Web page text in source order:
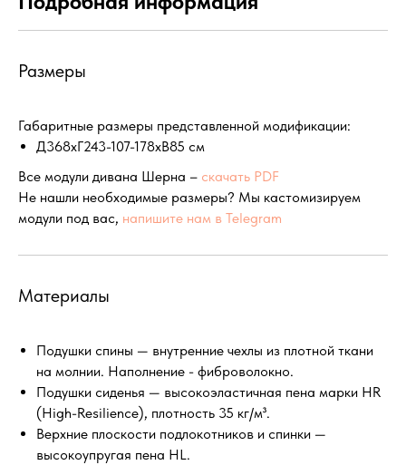
Размеры
Габаритные размеры представленной модификации:
Д368хГ243-107-178хВ85 см
Все модули дивана Шерна – скачать PDF
Не нашли необходимые размеры? Мы кастомизируем
модули под вас, напишите нам в Telegram
Материалы
Подушки спины — внутренние чехлы из плотной ткани
на молнии. Наполнение - фиброволокно.
Подушки сиденья — высокоэластичная пена марки HR
(High-Resilience), плотность 35 кг/м³.
Верхние плоскости подлокотников и спинки —
высокоупругая пена HL.